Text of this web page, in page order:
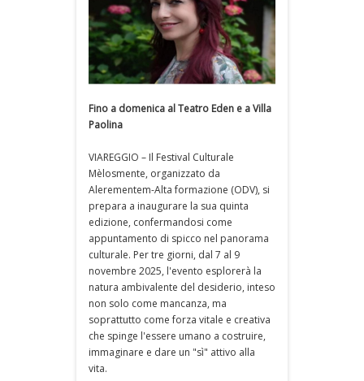
Fino a domenica al Teatro Eden e a Villa
Paolina
VIAREGGIO – Il Festival Culturale
Mèlosmente, organizzato da
Alerementem-Alta formazione (ODV), si
prepara a inaugurare la sua quinta
edizione, confermandosi come
appuntamento di spicco nel panorama
culturale. Per tre giorni, dal 7 al 9
novembre 2025, l'evento esplorerà la
natura ambivalente del desiderio, inteso
non solo come mancanza, ma
soprattutto come forza vitale e creativa
che spinge l'essere umano a costruire,
immaginare e dare un "sì" attivo alla
vita.